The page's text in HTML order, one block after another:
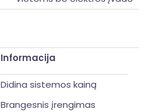
Informacija
Didina sistemos kainą
Brangesnis įrengimas